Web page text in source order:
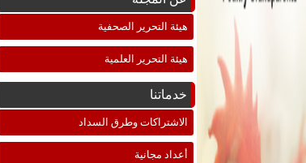
هيئة التحرير الصحفية
هيئة التحرير العلمية
خدماتنا
الاشتراكات وطرق السداد
أعداد مجانية